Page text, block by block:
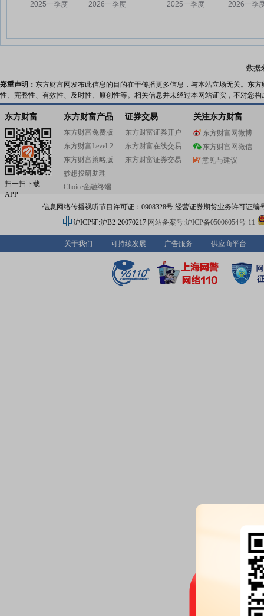
数据
郑重声明： 东方财富网发布此信息的目的在于传播更多信息，与本站立场无关。东
性、完整性、有效性、及时性、原创性等。相关信息并未经过本网站证实，不对您
东方财富
扫一扫下载
APP
东方财富产品
东方财富免费版
东方财富Level-2
东方财富策略版
妙想投研助理
Choice金融终端
证券交易
东方财富证券开户
东方财富在线交易
东方财富证券交易
关注东方财富
东方财富网微博
东方财富网微信
意见与建议
信息网络传播视听节目许可证：0908328号 经营证券期货业务许可证编
沪ICP证:沪B2-20070217 网站备案号:沪ICP备05006054号-11
关于我们 可持续发展 广告服务 供应商平台